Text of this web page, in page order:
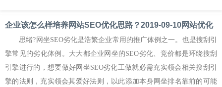
企业该怎么样培养网站SEO优化思路？2019-09-10网站优化
思绪?网坐SEO劣化是浩繁企业常用的推广体例之一。也是搜刮引
擎常见的劣化体例。大大都企业网坐的SEO劣化、竞价都是环绕搜刮
引擎进行的，想要做好网坐SEO劣化工做就必需充实领会相关搜刮引
擎的法则，充实领会其爱好法则，以此添加本身网坐排名靠前的可能